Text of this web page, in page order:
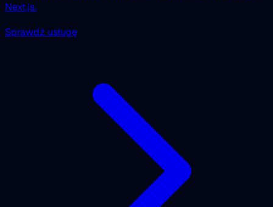
Next.js.
Sprawdź usługę